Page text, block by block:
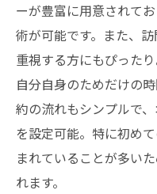
ーが豊富に用意されて
術が可能です。また、
重視する方にもぴった
自分自身のためだけの
約の流れもシンプルで
を設定可能。特に初め
まれていることが多い
れます。